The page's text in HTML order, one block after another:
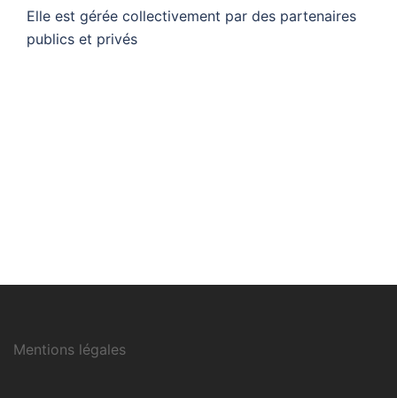
Elle est gérée collectivement par des partenaires
publics et privés
Mentions légales